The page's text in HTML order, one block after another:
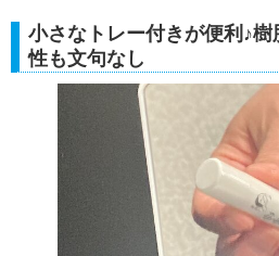
小さなトレー付きが便利♪
性も文句なし